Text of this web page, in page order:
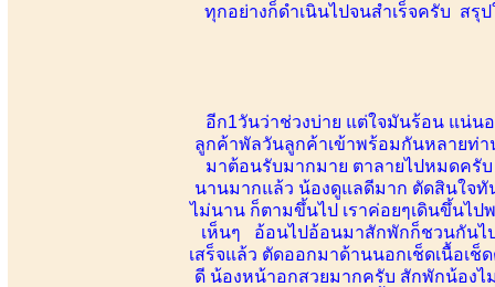
ทุกอย่างก็ดำเนินไปจนสำเร็จครับ สรุ
อีก1วันว่าช่วงบ่าย แต่ใจมันร้อน แน่น
ลูกค้าพัลวันลูกค้าเข้าพร้อมกันหลายท่
มาต้อนรับมากมาย ตาลายไปหมดครั
นานมากแล้ว น้องดูแลดีมาก ตัดสินใจ
ไม่นาน ก็ตามขึ้นไป เราค่อยๆเดินขึ้นไ
เห็นๆ อ้อนไปอ้อนมาสักพักก็ชวนกันไ
เสร็จแล้ว ตัดออกมาด้านนอกเช็ดเนื้อเ
ดี น้องหน้าอกสวยมากครับ สักพักน้องไ